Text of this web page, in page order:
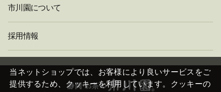
市川園について
採用情報
当ネットショップでは、お客様により良いサービスをご
提供するため、クッキーを利用しています。クッキーの
閉
じ
る